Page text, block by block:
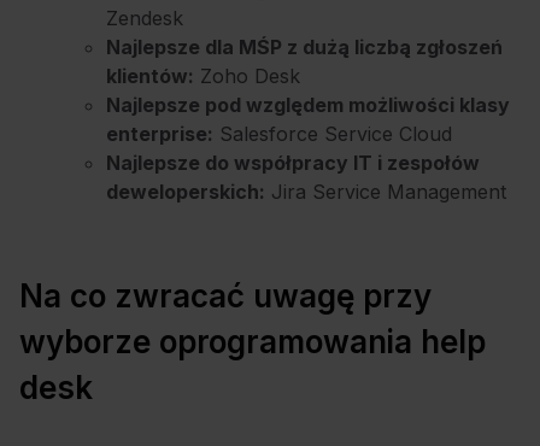
Zendesk
Najlepsze dla MŚP z dużą liczbą zgłoszeń
klientów: Zoho Desk
Najlepsze pod względem możliwości klasy
enterprise: Salesforce Service Cloud
Najlepsze do współpracy IT i zespołów
deweloperskich: Jira Service Management
Na co zwracać uwagę przy
wyborze oprogramowania help
desk